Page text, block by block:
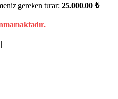
gereken tutar: 25.000,00 ₺
|